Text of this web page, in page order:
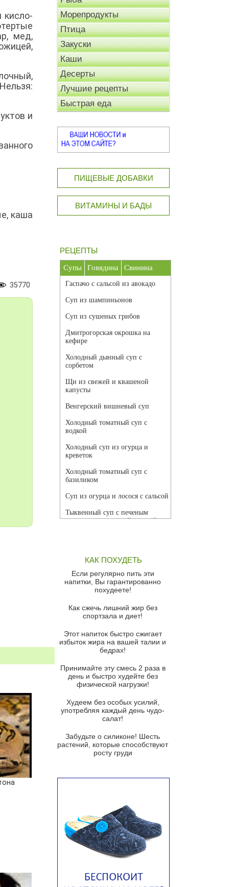
мед,
и
каша
35770
Морепродукты
Птица
Закуски
Каши
Десерты
Лучшие рецепты
Быстрая еда
ПИЩЕВЫЕ ДОБАВКИ
ВИТАМИНЫ И БАДЫ
РЕЦЕПТЫ
Супы Говядина Свинина
Гаспачо с сальсой из авокадо
Суп из шампиньонов
Суп из сушеных грибов
Дмитрогорская окрошка на
кефире
Холодный дынный суп с
сорбетом
Щи из свежей и квашеной
капусты
Венгерский вишневый суп
Холодный томатный суп с
водкой
Холодный суп из огурца и
креветок
Холодный томатный суп с
базиликом
Суп из огурца и лосося с сальсой
Тыквенный суп с печеным
чесноком и томатной сальсой
красного перца
Парижский луковый суп
Суп из спаржи и горошка с
Суп-крем из цветной капусты
Французский луковый суп
Суп из баклажанов с моцареллой
Грибной крем-суп с кростини с
козьим сыром
Суп мисо с зеленым луком и
тофу
из рукколы
Португальский чесночный суп с
Ирландский картофельный суп
Суп из пастернака
Пряный морковный суп во время
зимних холодов
Американский суп из красной
КАК ПОХУДЕТЬ
Если регулярно пить эти
напитки, Вы гарантированно
похудеете!
Как сжечь лишний жир без
спортзала и диет!
Этот напиток быстро сжигает
избыток жира на вашей талии и
бедрах!
Принимайте эту смесь 2 раза в
день и быстро худейте без
физической нагрузки!
Худеем без особых усилий,
употребляя каждый день чудо-
салат!
Забудьте о силиконе! Шесть
растений, которые способствуют
росту груди